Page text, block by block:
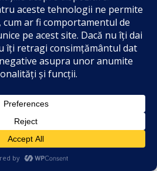
organizate în
de Jos, nu poate fi tratat